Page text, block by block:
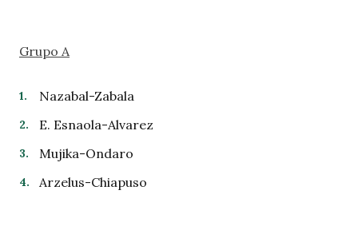
Grupo A
Nazabal-Zabala
E. Esnaola-Alvarez
Mujika-Ondaro
Arzelus-Chiapuso